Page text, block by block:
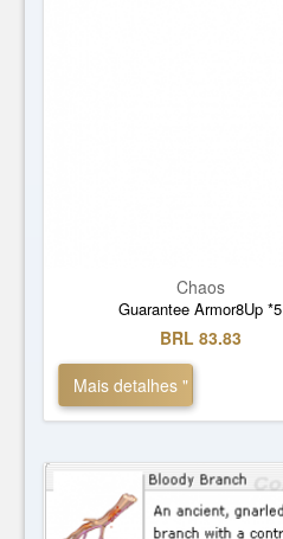
Chaos
Guarantee Armor8Up *5
BRL 83.83
Mais detalhes "